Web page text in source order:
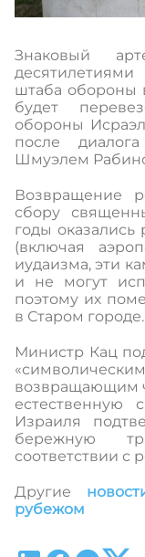
Знаковый
штаба обороны
будет
обороны
после
Шмуэлем
Возвращение
сбору
годы оказались
(включая
иудаизма, эти
и не могут
поэтому их
в Старом городе.
Министр Кац
возвращающим
естественную
Израиля
бережную
соответствии
Другие
рубежом